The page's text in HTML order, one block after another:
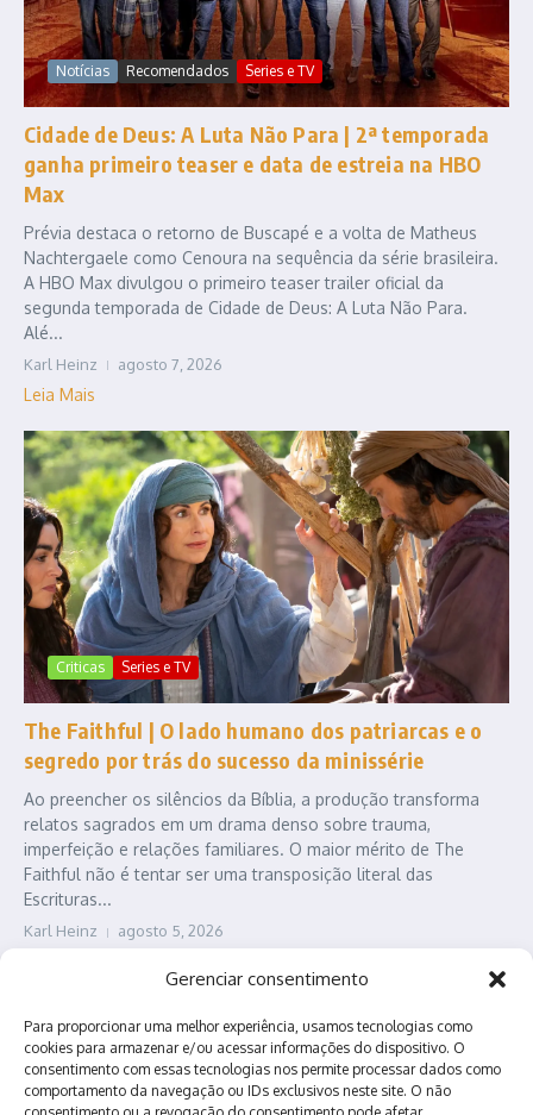
Gerenciar consentimento
Para proporcionar uma melhor experiência, usamos tecnologias como
cookies para armazenar e/ou acessar informações do dispositivo. O
consentimento com essas tecnologias nos permite processar dados como
comportamento da navegação ou IDs exclusivos neste site. O não
Notícias Recomendados Series e TV
Cidade de Deus: A Luta Não Para | 2ª temporada
ganha primeiro teaser e data de estreia na HBO
Max
Prévia destaca o retorno de Buscapé e a volta de Matheus
Nachtergaele como Cenoura na sequência da série brasileira.
A HBO Max divulgou o primeiro teaser trailer oficial da
segunda temporada de Cidade de Deus: A Luta Não Para.
Alé...
Karl Heinz agosto 7, 2026
Leia Mais
Criticas Series e TV
The Faithful | O lado humano dos patriarcas e o
segredo por trás do sucesso da minissérie
Ao preencher os silêncios da Bíblia, a produção transforma
relatos sagrados em um drama denso sobre trauma,
imperfeição e relações familiares. O maior mérito de The
Faithful não é tentar ser uma transposição literal das
Escrituras...
Karl Heinz agosto 5, 2026